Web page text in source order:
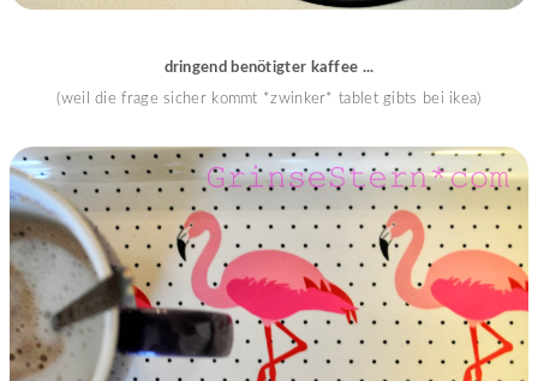
dringend benötigter kaffee ...
(weil die frage sicher kommt *zwinker* tablet gibts bei ikea)